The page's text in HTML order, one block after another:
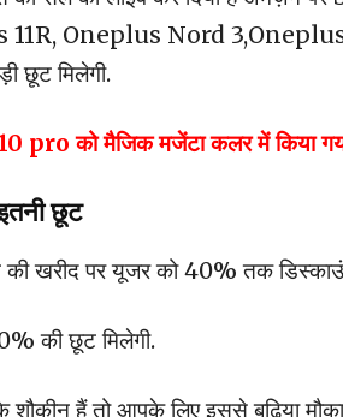
Oneplus Nord
छूट मिलेगी.
को मैजिक मजेंटा कलर में किया
छूट
खरीद पर यूजर को 40% तक
की छूट मिलेगी.
हैं तो आपके लिए इससे बढ़िया